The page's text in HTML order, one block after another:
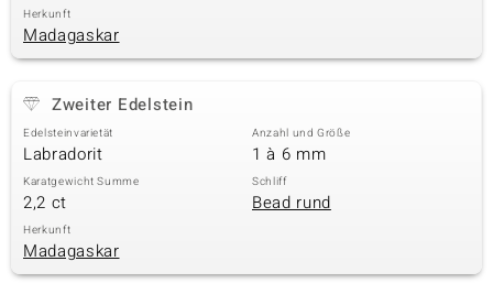
Herkunft
Madagaskar
Zweiter Edelstein
Edelsteinvarietät
Labradorit
Anzahl und Größe
1 à 6 mm
Karatgewicht Summe
2,2 ct
Schliff
Bead rund
Herkunft
Madagaskar